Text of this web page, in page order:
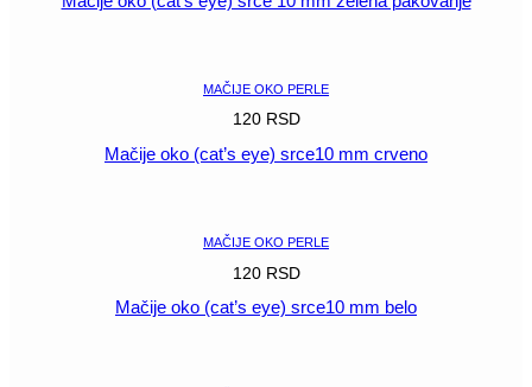
MAČIJE OKO PERLE
120 RSD
Mačije oko (cat’s eye) srce10 mm crveno
MAČIJE OKO PERLE
120 RSD
Mačije oko (cat’s eye) srce10 mm belo